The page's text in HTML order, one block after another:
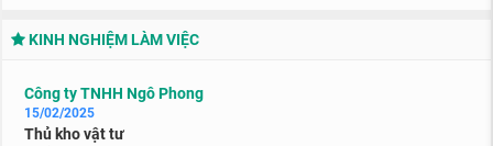
KINH NGHIỆM LÀM VIỆC
Công ty TNHH Ngô Phong
15/02/2025
Thủ kho vật tư